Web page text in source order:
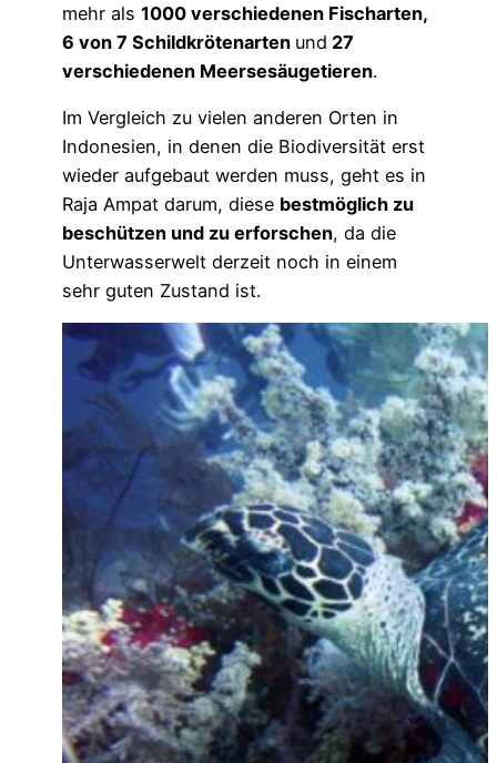
mehr als 1000 verschiedenen Fischarten,
6 von 7 Schildkrötenarten und 27
verschiedenen Meersesäugetieren.
Im Vergleich zu vielen anderen Orten in
Indonesien, in denen die Biodiversität erst
wieder aufgebaut werden muss, geht es in
Raja Ampat darum, diese bestmöglich zu
beschützen und zu erforschen, da die
Unterwasserwelt derzeit noch in einem
sehr guten Zustand ist.